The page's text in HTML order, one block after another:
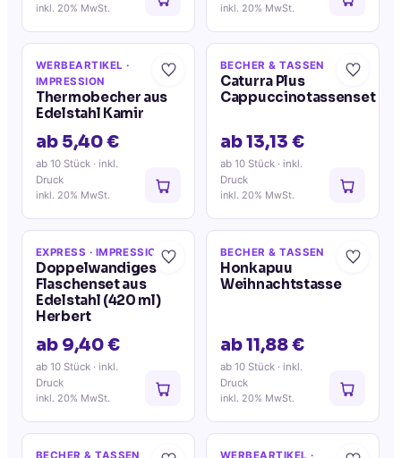
inkl. 20% MwSt.
inkl. 20% MwSt.
WERBEARTIKEL ·
IMPRESSION
Thermobecher aus
Edelstahl Kamir
ab 5,40 €
ab 10 Stück · inkl.
Druck
inkl. 20% MwSt.
BECHER & TASSEN
Caturra Plus
Cappuccinotassenset
ab 13,13 €
ab 10 Stück · inkl.
Druck
inkl. 20% MwSt.
EXPRESS · IMPRESSION
Doppelwandiges
Flaschenset aus
Edelstahl (420 ml)
Herbert
ab 9,40 €
ab 10 Stück · inkl.
Druck
inkl. 20% MwSt.
BECHER & TASSEN
Honkapuu
Weihnachtstasse
ab 11,88 €
ab 10 Stück · inkl.
Druck
inkl. 20% MwSt.
BECHER & TASSEN WERBEARTIKEL ·